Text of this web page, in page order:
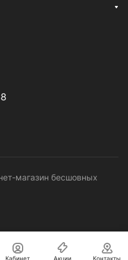
магазин бесшовных
Кабинет Акции Контакты